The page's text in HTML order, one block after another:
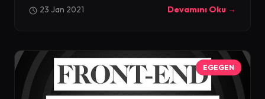
23 Jan 2021 Devamını Oku →
EGEGEN